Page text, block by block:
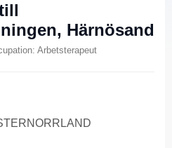
Härnösand
Arbetsterapeut